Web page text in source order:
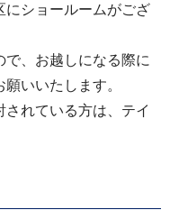
にショールームがござ
、お越しになる際に
いいたします。
れている方は、テイ